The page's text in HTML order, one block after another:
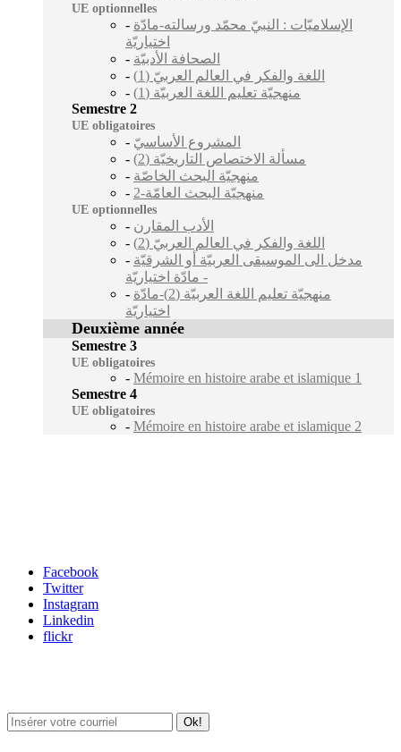
UE optionnelles
- الإسلاميّات : النبيّ محمّد ورسالته-مادّة
اختياريّة
- الصحافة الأدبيّة
-
اللغة والفكر في العالم العربيّ (1)
-
منهجيّة تعليم اللغة العربيّة (1)
Semestre 2
UE obligatoires
- المشروع الأساسيّ
-
مسألة الاختصاص التاريخيّة (2)
- منهجيّة البحث الخاصّة
-
منهجيّة البحث العامّة-2
UE optionnelles
- الأدب المقارن
-
اللغة والفكر في العالم العربيّ (2)
- مدخل الى الموسيقى العربيّة أو الشرقيّة
- مادّة اختياريّة
- منهجيّة تعليم اللغة العربيّة (2)-مادّة
اختياريّة
Deuxième année
Semestre 3
UE obligatoires
- Mémoire en histoire arabe et islamique 1
Semestre 4
UE obligatoires
- Mémoire en histoire arabe et islamique 2
Facebook
Twitter
Instagram
Linkedin
flickr